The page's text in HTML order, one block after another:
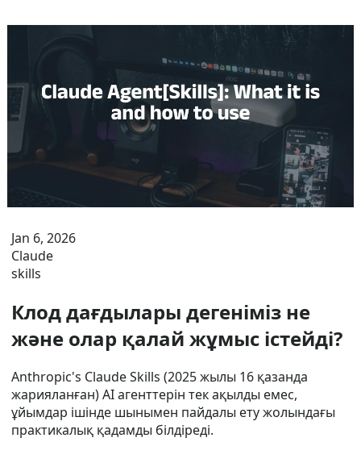
Jan 6, 2026
Claude
skills
Клод дағдылары дегеніміз не
және олар қалай жұмыс істейді?
Anthropic's Claude Skills (2025 жылы 16 қазанда
жарияланған) AI агенттерін тек ақылды емес,
ұйымдар ішінде шынымен пайдалы ету жолындағы
практикалық қадамды білдіреді.